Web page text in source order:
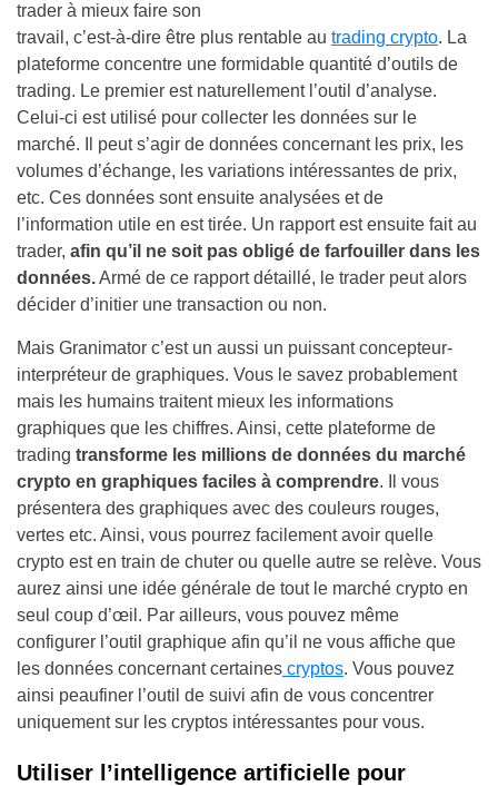
trader à mieux faire son
travail, c’est-à-dire être plus rentable au trading crypto. La
plateforme concentre une formidable quantité d’outils de
trading. Le premier est naturellement l’outil d’analyse.
Celui-ci est utilisé pour collecter les données sur le
marché. Il peut s’agir de données concernant les prix, les
volumes d’échange, les variations intéressantes de prix,
etc. Ces données sont ensuite analysées et de
l’information utile en est tirée. Un rapport est ensuite fait au
trader, afin qu’il ne soit pas obligé de farfouiller dans les
données.Armé de ce rapport détaillé, le trader peut alors
décider d’initier une transaction ou non.
Mais Granimator c’est un aussi un puissant concepteur-
interpréteur de graphiques. Vous le savez probablement
mais les humains traitent mieux les informations
graphiques que les chiffres. Ainsi, cette plateforme de
trading transforme les millions de données du marché
crypto en graphiques faciles à comprendre. Il vous
présentera des graphiques avec des couleurs rouges,
vertes etc. Ainsi, vous pourrez facilement avoir quelle
crypto est en train de chuter ou quelle autre se relève. Vous
aurez ainsi une idée générale de tout le marché crypto en
seul coup d’œil. Par ailleurs, vous pouvez même
configurer l’outil graphique afin qu’il ne vous affiche que
les données concernant certaines cryptos. Vous pouvez
ainsi peaufiner l’outil de suivi afin de vous concentrer
uniquement sur les cryptos intéressantes pour vous.
Utiliser l’intelligence artificielle pour